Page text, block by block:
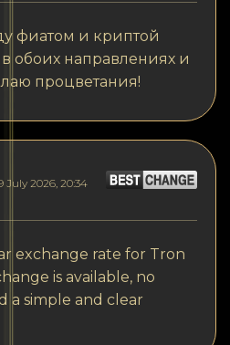
фиатом и криптой
в обоих направлениях и
процветания!
July 2026, 20:34
exchange rate for Tron
is available, no
a simple and clear